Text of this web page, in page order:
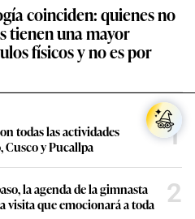
coinciden: quienes no
tienen una mayor
físicos y no es por
todas las actividades
Cusco y Pucallpa
1
la agenda de la gimnasta
visita que emocionará a toda
2